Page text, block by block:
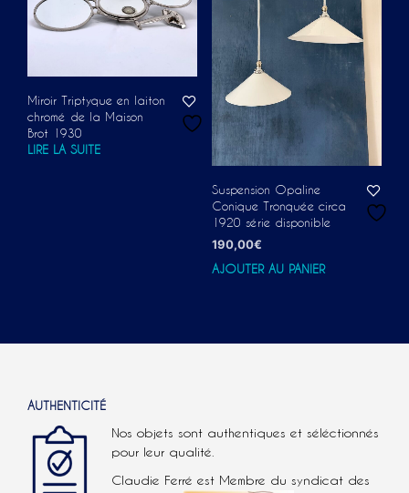
Miroir Triptyque en laiton
chromé de la Maison
Brot 1930
LIRE LA SUITE
Suspension Opaline
Conique Tronquée circa
1920 série disponible
190,00€
AJOUTER AU PANIER
AUTHENTICITÉ
Nos objets sont authentiques et séléctionnés
pour leur qualité.
Claudie Ferré est Membre du syndicat des